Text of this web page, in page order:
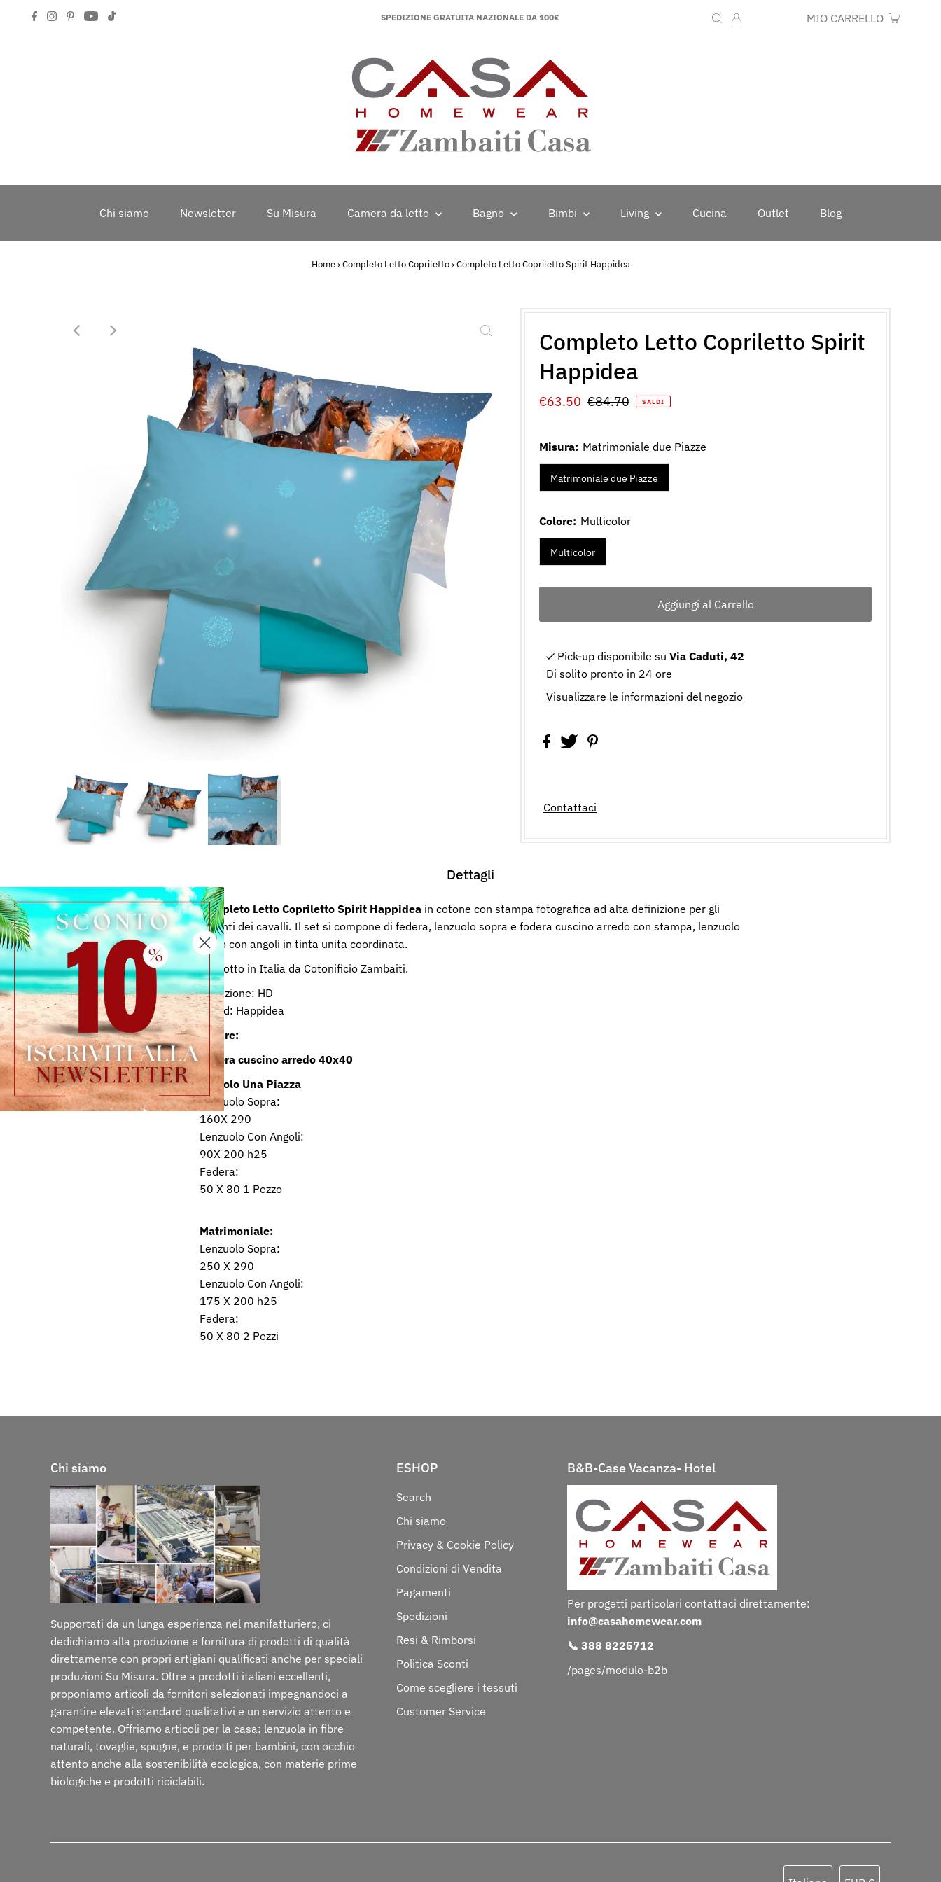
SPEDIZIONE GRATUITA NAZIONALE DA 100€ MIO CARRELLO
Chi siamo Newsletter Su Misura Camera da letto Bagno Bimbi Living Cucina Outlet Blog
Home › Completo Letto Copriletto › Completo Letto Copriletto Spirit Happidea
Completo Letto Copriletto Spirit
Happidea
Prezzo
€63.50 Prezzo
€84.70 SALDI
Misura: Matrimoniale due Piazze
Matrimoniale due Piazze
Colore: Multicolor
Multicolor
Pick-up disponibile su Via Caduti, 42
Di solito pronto in 24 ore
Visualizzare le informazioni del negozio
Contattaci
Dettagli
Completo Letto Copriletto Spirit Happidea in cotone con stampa fotografica ad alta definizione per gli
amanti dei cavalli. Il set si compone di federa, lenzuolo sopra e fodera cuscino arredo con stampa, lenzuolo
sotto con angoli in tinta unita coordinata.
Prodotto in Italia da Cotonificio Zambaiti.
Collezione: HD
Brand: Happidea
Misure:
Fodera cuscino arredo 40x40
Singolo Una Piazza
Lenzuolo Sopra:
160X 290
Lenzuolo Con Angoli:
90X 200 h25
Federa:
50 X 80 1 Pezzo
Matrimoniale:
Lenzuolo Sopra:
250 X 290
Lenzuolo Con Angoli:
175 X 200 h25
Federa:
50 X 80 2 Pezzi
Chi siamo
Supportati da un lunga esperienza nel manifatturiero, ci
dedichiamo alla produzione e fornitura di prodotti di qualità
direttamente con propri artigiani qualificati anche per speciali
produzioni Su Misura. Oltre a prodotti italiani eccellenti,
proponiamo articoli da fornitori selezionati impegnandoci a
garantire elevati standard qualitativi e un servizio attento e
competente. Offriamo articoli per la casa: lenzuola in fibre
naturali, tovaglie, spugne, e prodotti per bambini, con occhio
attento anche alla sostenibilità ecologica, con materie prime
biologiche e prodotti riciclabili.
ESHOP
Search
Chi siamo
Privacy & Cookie Policy
Condizioni di Vendita
Pagamenti
Spedizioni
Resi & Rimborsi
Politica Sconti
Come scegliere i tessuti
Customer Service
B&B-Case Vacanza- Hotel
Per progetti particolari contattaci direttamente:
info@casahomewear.com
📞 388 8225712
/pages/modulo-b2b